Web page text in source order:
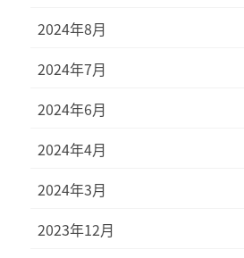
2024年8月
2024年7月
2024年6月
2024年4月
2024年3月
2023年12月